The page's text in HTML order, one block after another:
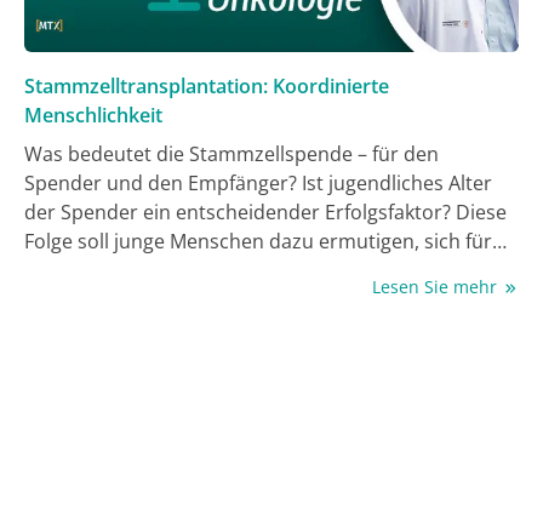
Stammzelltransplantation: Koordinierte
Menschlichkeit
Was bedeutet die Stammzellspende – für den
Spender und den Empfänger? Ist jugendliches Alter
der Spender ein entscheidender Erfolgsfaktor? Diese
Folge soll junge Menschen dazu ermutigen, sich für
lassen. Prof. Dr. Johannes Schetelig stellt im Gespräch
Lesen Sie mehr